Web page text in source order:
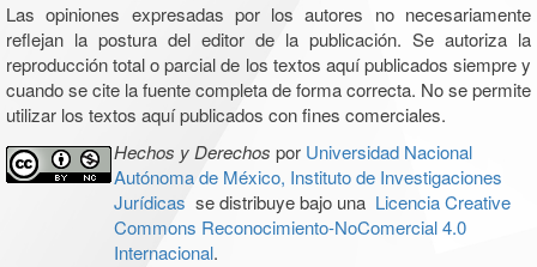
Las opiniones expresadas por los autores no necesariamente
reflejan la postura del editor de la publicación. Se autoriza la
reproducción total o parcial de los textos aquí publicados siempre y
cuando se cite la fuente completa de forma correcta. No se permite
utilizar los textos aquí publicados con fines comerciales.
Hechos y Derechos por Universidad Nacional
Autónoma de México, Instituto de Investigaciones
Jurídicas se distribuye bajo una Licencia Creative
Commons Reconocimiento-NoComercial 4.0
Internacional.